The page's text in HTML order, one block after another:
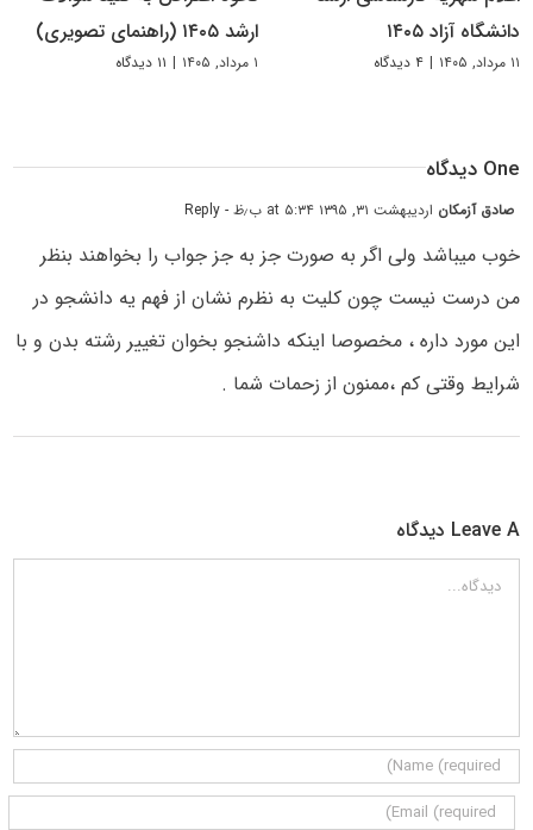
دانشگاه آزاد ۱۴۰۵
۱۱ مرداد, ۱۴۰۵ | ۴ دیدگاه
ارشد ۱۴۰۵ (راهنمای تصویری)
۱ مرداد, ۱۴۰۵ | ۱۱ دیدگاه
One دیدگاه
صادق آزمکان اردیبهشت ۳۱, ۱۳۹۵ at ۵:۳۴ ب٫ظ - Reply
خوب میباشد ولی اگر به صورت جز به جز جواب را بخواهند بنظر
من درست نیست چون کلیت به نظرم نشان از فهم یه دانشجو در
این مورد داره ، مخصوصا اینکه داشنجو بخوان تغییر رشته بدن و با
شرایط وقتی کم ،ممنون از زحمات شما .
Leave A دیدگاه
دیدگاه